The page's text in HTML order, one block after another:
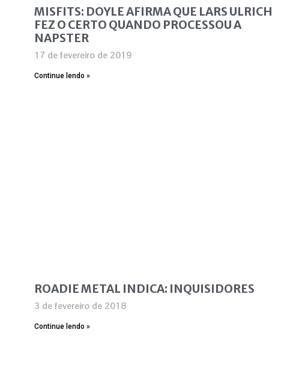
MISFITS: DOYLE AFIRMA QUE LARS ULRICH
FEZ O CERTO QUANDO PROCESSOU A
NAPSTER
17 de fevereiro de 2019
Continue lendo »
ROADIE METAL INDICA: INQUISIDORES
3 de fevereiro de 2018
Continue lendo »